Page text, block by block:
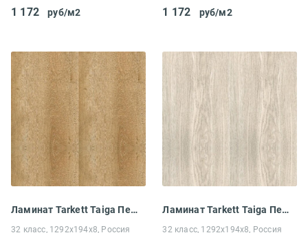
1 172 руб/м2 1 172 руб/м2
Ламинат Tarkett Taiga Первая уральская Дуб Светло-коричневый
32 класс, 1292x194х8, Россия
Ламинат Tarkett Taiga Первая уральская Дуб Светлый
32 класс, 1292x194х8, Россия